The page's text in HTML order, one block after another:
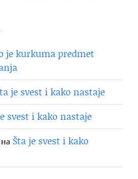
je kurkuma predmet
je svest i kako nastaje
svest i kako nastaje
на Šta je svest i kako